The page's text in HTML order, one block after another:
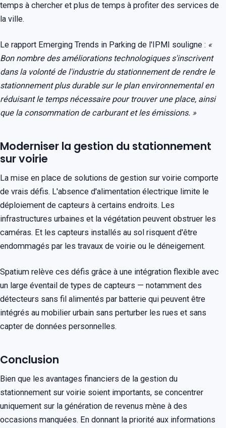
temps à chercher et plus de temps à profiter des services de
la ville.
Le rapport Emerging Trends in Parking de l'IPMI souligne : «
Bon nombre des améliorations technologiques s'inscrivent
dans la volonté de l'industrie du stationnement de rendre le
stationnement plus durable sur le plan environnemental en
réduisant le temps nécessaire pour trouver une place, ainsi
que la consommation de carburant et les émissions. »
Moderniser la gestion du stationnement
sur voirie
La mise en place de solutions de gestion sur voirie comporte
de vrais défis. L'absence d'alimentation électrique limite le
déploiement de capteurs à certains endroits. Les
infrastructures urbaines et la végétation peuvent obstruer les
caméras. Et les capteurs installés au sol risquent d'être
endommagés par les travaux de voirie ou le déneigement.
Spatium relève ces défis grâce à une intégration flexible avec
un large éventail de types de capteurs — notamment des
détecteurs sans fil alimentés par batterie qui peuvent être
intégrés au mobilier urbain sans perturber les rues et sans
capter de données personnelles.
Conclusion
Bien que les avantages financiers de la gestion du
stationnement sur voirie soient importants, se concentrer
uniquement sur la génération de revenus mène à des
occasions manquées. En donnant la priorité aux informations